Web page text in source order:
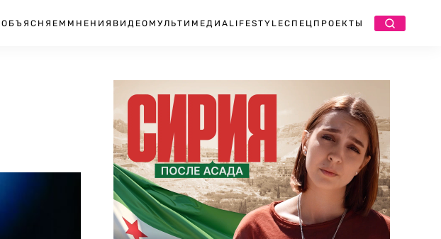
ОБЪЯСНЯЕМ МНЕНИЯ ВИДЕО МУЛЬТИМЕДИА LIFESTYLEСПЕЦПРОЕКТЫ